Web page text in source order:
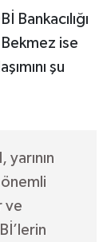
Bankacılığı
ise
şu
ve